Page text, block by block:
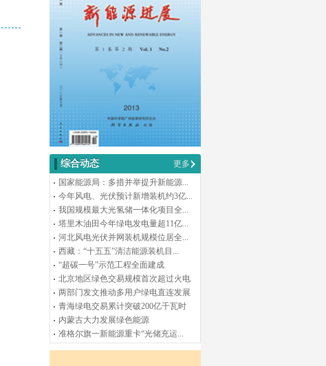
综合动态
更多
国家能源局：多措并举提升新能源...
今年风电、光伏预计新增装机约3亿...
我国规模最大光氢储一体化项目全...
塔里木油田今年绿电发电量超11亿...
河北风电光伏并网装机规模位居全...
西藏：“十五五”清洁能源装机目...
“超碳一号”示范工程全面建成
北京地区绿色交易规模首次超过火电
两部门发文推动多用户绿电直连发展
青海绿电交易累计突破200亿千瓦时
内蒙古大力发展绿色能源
准格尔旗一新能源重卡“光储充运...